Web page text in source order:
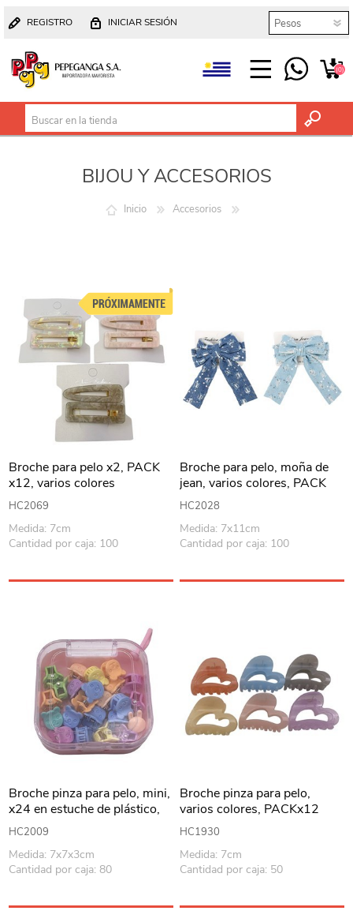
REGISTRO INICIAR SESIÓN
(0)
BIJOU Y ACCESORIOS
Inicio Accesorios
Broche para pelo x2, PACK
x12, varios colores
HC2069
Medida: 7cm
Cantidad por caja: 100
Broche para pelo, moña de
jean, varios colores, PACK
x12
HC2028
Medida: 7x11cm
Cantidad por caja: 100
Broche pinza para pelo, mini,
x24 en estuche de plástico,
PACK x12
HC2009
Medida: 7x7x3cm
Cantidad por caja: 80
Broche pinza para pelo,
varios colores, PACKx12
HC1930
Medida: 7cm
Cantidad por caja: 50